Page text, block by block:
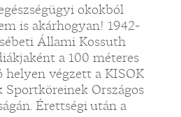
okokból
is akárhogyan! 1942-
Állami Kossuth
a 100 méteres
helyen végzett a KISOK
Országos
Érettségi után a